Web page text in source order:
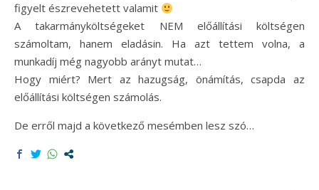
figyelt észrevehetett valamit
A takarmányköltségeket NEM előállítási költségen
számoltam, hanem eladásin. Ha azt tettem volna, a
munkadíj még nagyobb arányt mutat…
Hogy miért? Mert az hazugság, önámítás, csapda az
előállítási költségen számolás.
De erről majd a következő mesémben lesz szó…